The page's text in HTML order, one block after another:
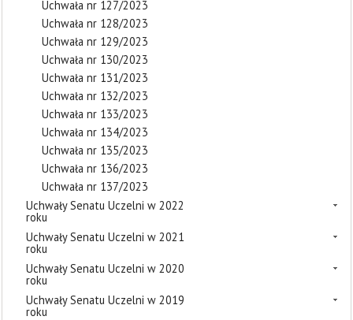
Uchwała nr 127/2023
Uchwała nr 128/2023
Uchwała nr 129/2023
Uchwała nr 130/2023
Uchwała nr 131/2023
Uchwała nr 132/2023
Uchwała nr 133/2023
Uchwała nr 134/2023
Uchwała nr 135/2023
Uchwała nr 136/2023
Uchwała nr 137/2023
Uchwały Senatu Uczelni w 2022
roku
Uchwały Senatu Uczelni w 2021
roku
Uchwały Senatu Uczelni w 2020
roku
Uchwały Senatu Uczelni w 2019
roku